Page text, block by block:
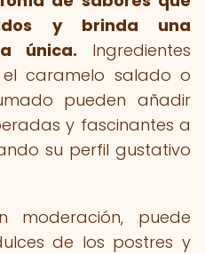
y brinda una
única. Ingredientes
caramelo salado o
pueden añadir
y fascinantes a
su perfil gustativo
moderación, puede
de los postres y